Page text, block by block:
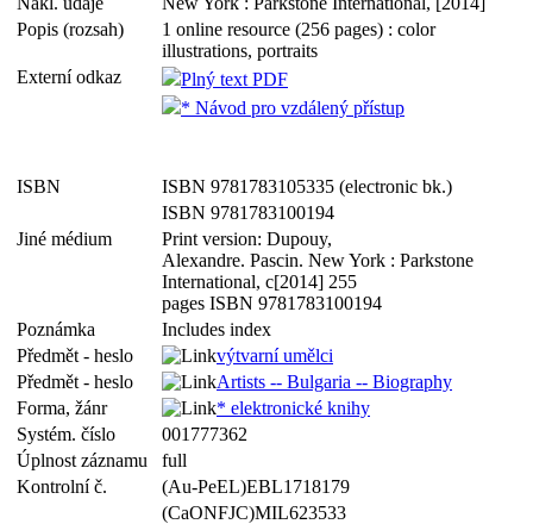
Popis (rozsah)
1 online resource (256 pages) : color
illustrations, portraits
Externí odkaz
Plný text PDF
* Návod pro vzdálený přístup
ISBN
ISBN 9781783105335 (electronic bk.)
ISBN 9781783100194
Jiné médium
Print version: Dupouy,
Alexandre. Pascin. New York : Parkstone
International, c[2014] 255
pages ISBN 9781783100194
Poznámka
Includes index
Předmět - heslo
výtvarní umělci
Předmět - heslo
Artists -- Bulgaria -- Biography
Forma, žánr
* elektronické knihy
Systém. číslo
001777362
Úplnost záznamu
full
Kontrolní č.
(Au-PeEL)EBL1718179
(CaONFJC)MIL623533